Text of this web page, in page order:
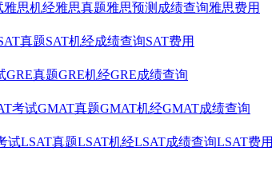
雅思机经雅思真题雅思预测 成绩查询雅思费用
真题SAT机经成绩查询SAT费用
GRE真题GRE机经GRE成绩查询
考试GMAT真题GMAT机经GMAT成绩查询
试LSAT真题LSAT机经LSAT成绩查询LSAT费用